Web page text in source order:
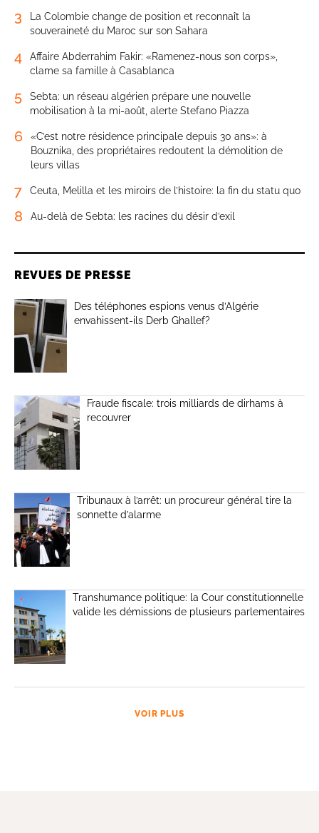
3
La Colombie change de position et reconnaît la
souveraineté du Maroc sur son Sahara
4
Affaire Abderrahim Fakir: «Ramenez-nous son corps»,
clame sa famille à Casablanca
5
Sebta: un réseau algérien prépare une nouvelle
mobilisation à la mi-août, alerte Stefano Piazza
6
«C’est notre résidence principale depuis 30 ans»: à
Bouznika, des propriétaires redoutent la démolition de
leurs villas
7 Ceuta, Melilla et les miroirs de l’histoire: la fin du statu quo
8 Au-delà de Sebta: les racines du désir d’exil
REVUES DE PRESSE
Des téléphones espions venus d’Algérie
envahissent-ils Derb Ghallef?
Fraude fiscale: trois milliards de dirhams à
recouvrer
Tribunaux à l’arrêt: un procureur général tire la
sonnette d’alarme
Transhumance politique: la Cour constitutionnelle
valide les démissions de plusieurs parlementaires
VOIR PLUS